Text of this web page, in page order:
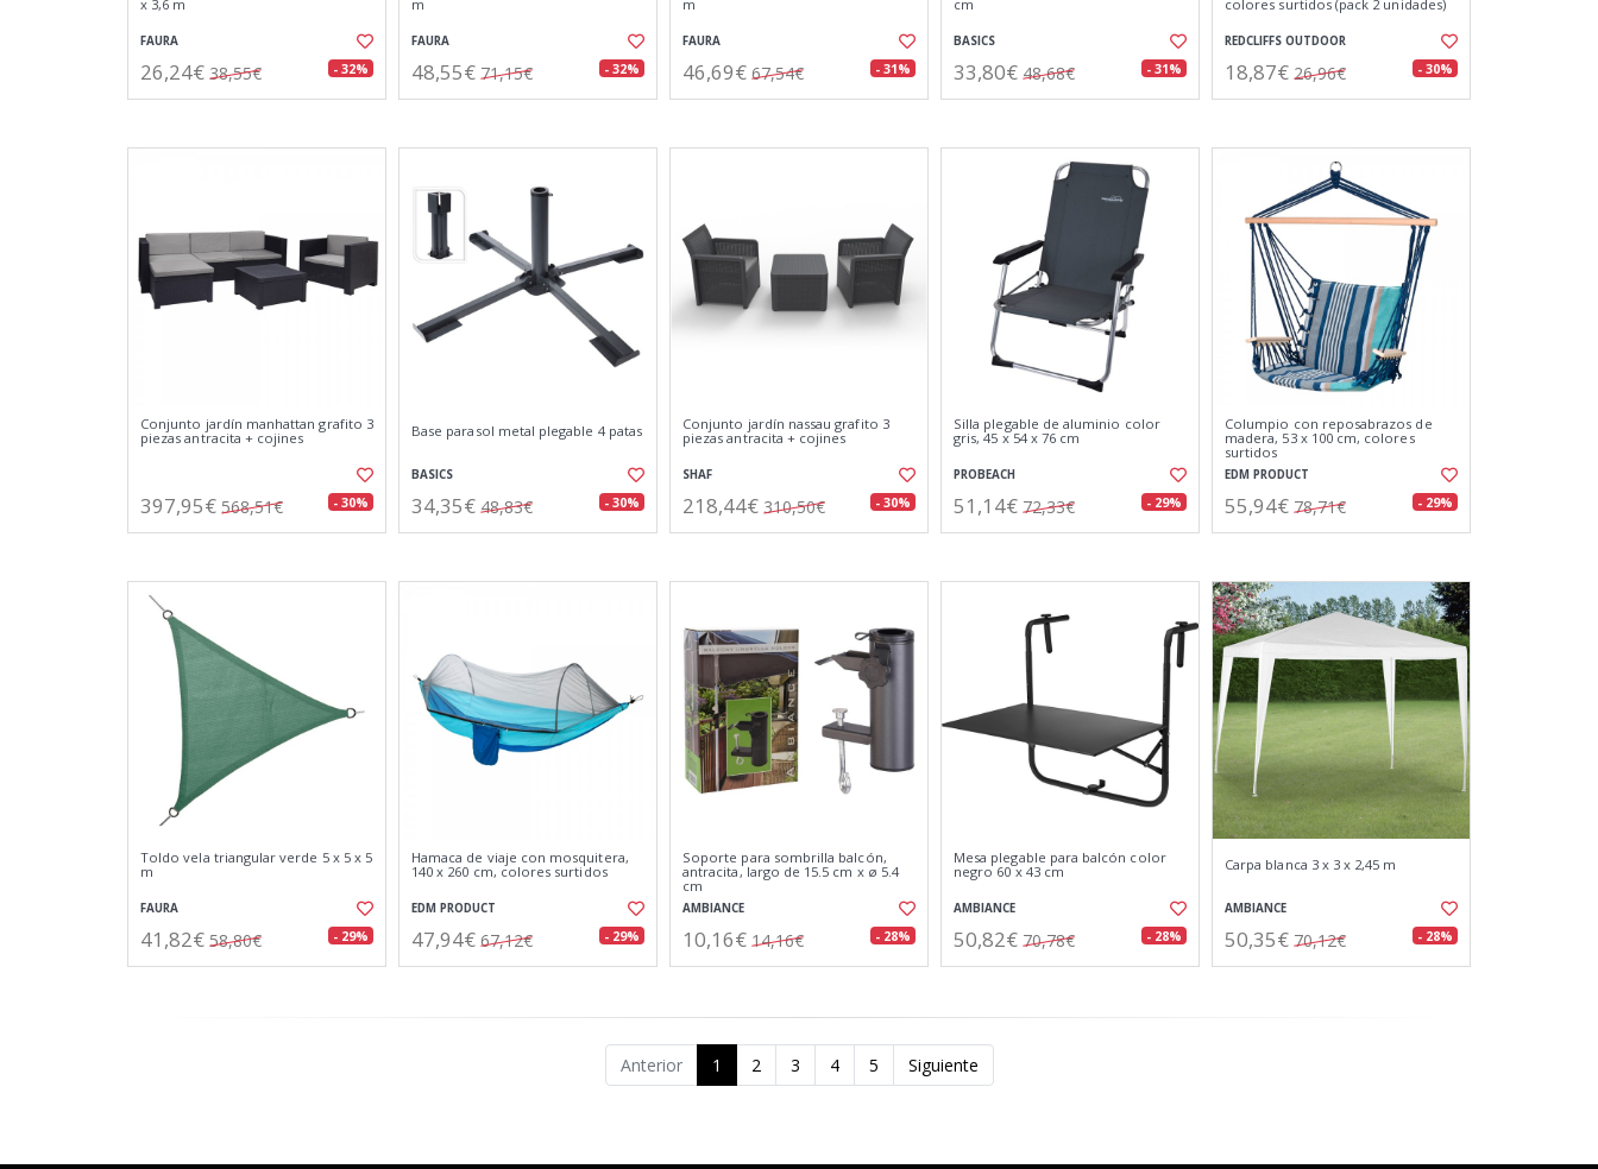
x 3,6 m
FAURA
26,24€ 38,55€ - 32%
m
FAURA
48,55€ 71,15€ - 32%
m
FAURA
46,69€ 67,54€ - 31%
cm
BASICS
33,80€ 48,68€ - 31%
colores surtidos (pack 2 unidades)
REDCLIFFS OUTDOOR
18,87€ 26,96€ - 30%
Conjunto jardín manhattan grafito 3
piezas antracita + cojines
397,95€ 568,51€ - 30%
Base parasol metal plegable 4 patas
BASICS
34,35€ 48,83€ - 30%
Conjunto jardín nassau grafito 3
piezas antracita + cojines
SHAF
218,44€ 310,50€ - 30%
Silla plegable de aluminio color
gris, 45 x 54 x 76 cm
PROBEACH
51,14€ 72,33€ - 29%
Columpio con reposabrazos de
madera, 53 x 100 cm, colores
surtidos
EDM PRODUCT
55,94€ 78,71€ - 29%
Toldo vela triangular verde 5 x 5 x 5
m
FAURA
41,82€ 58,80€ - 29%
Hamaca de viaje con mosquitera,
140 x 260 cm, colores surtidos
EDM PRODUCT
47,94€ 67,12€ - 29%
Soporte para sombrilla balcón,
antracita, largo de 15.5 cm x ø 5.4
cm
AMBIANCE
10,16€ 14,16€ - 28%
Mesa plegable para balcón color
negro 60 x 43 cm
AMBIANCE
50,82€ 70,78€ - 28%
Carpa blanca 3 x 3 x 2,45 m
AMBIANCE
50,35€ 70,12€ - 28%
Anterior 1 2 3 4 5 Siguiente